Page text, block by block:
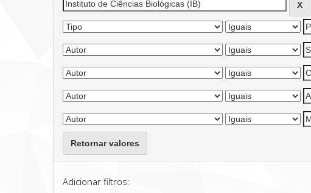
Retornar valores
Adicionar filtros: